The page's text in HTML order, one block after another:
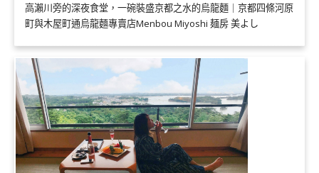
高瀨川旁的深夜食堂，一碗裝盛京都之水的烏龍麵｜京都四條河原
町與木屋町通烏龍麵專賣店Menbou Miyoshi 麺房 美よし